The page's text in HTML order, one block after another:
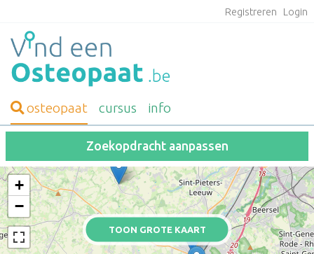
Registreren Login
osteopaat cursus info
Zoekopdracht aanpassen
TOON GROTE KAART
+
−